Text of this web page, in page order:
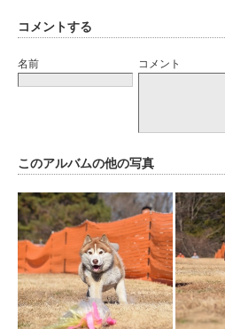
コメントする
名前 コメント
このアルバムの他の写真